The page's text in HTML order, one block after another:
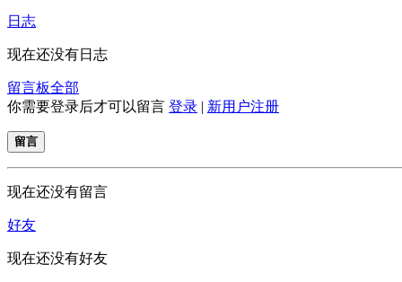
日志
现在还没有日志
留言板全部
你需要登录后才可以留言 登录 | 新用户注册
留言
现在还没有留言
好友
现在还没有好友